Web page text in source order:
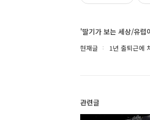
'딸기가 보는 세상/유럽
현재글 1년 출퇴근에
관련글